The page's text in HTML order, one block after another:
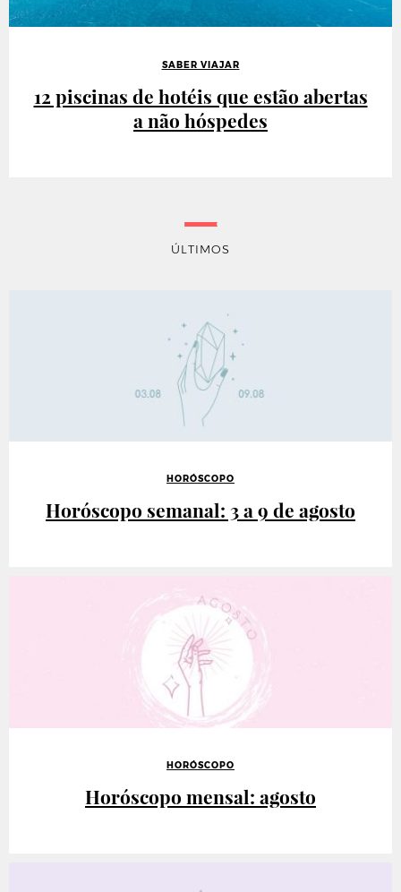
SABER VIAJAR
12 piscinas de hotéis que estão abertas
a não hóspedes
ÚLTIMOS
HORÓSCOPO
Horóscopo semanal: 3 a 9 de agosto
HORÓSCOPO
Horóscopo mensal: agosto